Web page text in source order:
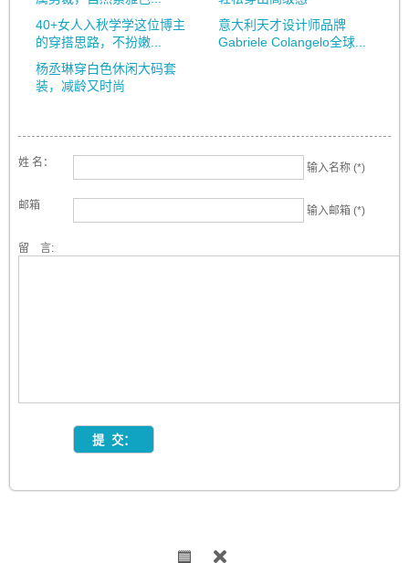
40+女人入秋学学这位博主
的穿搭思路，不扮嫩...
意大利天才设计师品牌
Gabriele Colangelo全球...
杨丞琳穿白色休闲大码套
装，减龄又时尚
姓 名： 输入名称 (*)
邮箱 输入邮箱 (*)
留 言: